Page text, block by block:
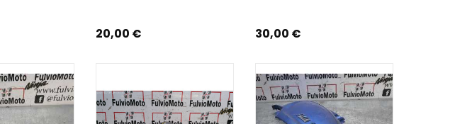
Prix
20,00 € Prix
30,00 €